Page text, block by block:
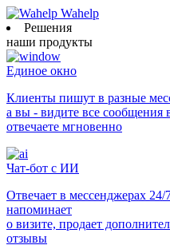
Wahelp
Решения
наши продукты
Единое окно
Клиенты пишут в разные
а вы - видите все сообщения
отвечаете мгновенно
Чат-бот с ИИ
Отвечает в мессенджерах 24/
напоминает
о визите, продает
отзывы